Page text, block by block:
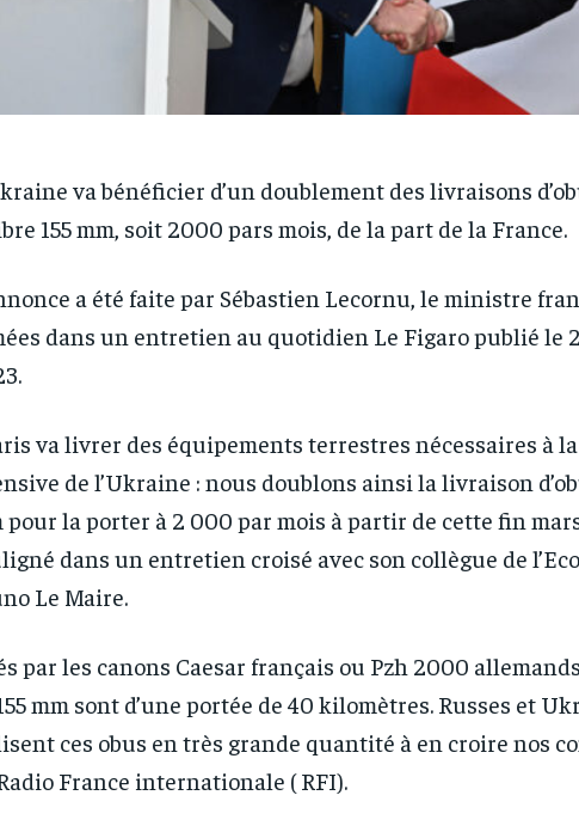
RECOMMENDED
RECOMMENDED
va bénéficier d’un doublement des livraisons
155 mm, soit 2000 pars mois, de la part de la France.
a été faite par Sébastien Lecornu, le ministre
dans un entretien au quotidien Le Figaro publié le
va livrer des équipements terrestres nécessaires à
de l’Ukraine : nous doublons ainsi la livraison
pour la porter à 2 000 par mois à partir de cette fin
dans un entretien croisé avec son collègue de
Le Maire.
par les canons Caesar français ou Pzh 2000
mm sont d’une portée de 40 kilomètres. Russes et
ces obus en très grande quantité à en croire nos
France internationale ( RFI).